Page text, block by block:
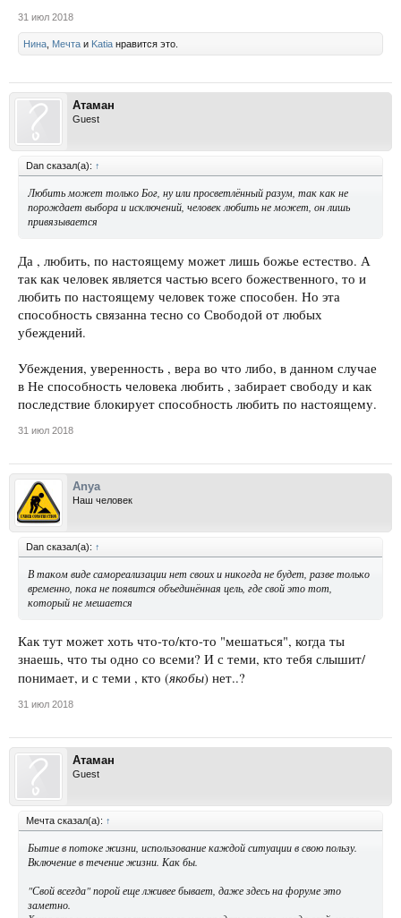
31 июл 2018
Нина Мечта и Katia нравится это.
Атаман
Guest
Dan сказал(а): ↑
Любить может только Бог, ну или просветлённый разум, так как не
порождает выбора и исключений, человек любить не может, он лишь
привязывается
Да , любить, по настоящему может лишь божье естество. А
так как человек является частью всего божественного, то и
любить по настоящему человек тоже способен. Но эта
способность связанна тесно со Свободой от любых
убеждений.
Убеждения, уверенность , вера во что либо, в данном случае
в Не способность человека любить , забирает свободу и как
последствие блокирует способность любить по настоящему.
31 июл 2018
Anya
Наш человек
Dan сказал(а): ↑
В таком виде самореализации нет своих и никогда не будет, разве только
временно, пока не появится объединённая цель, где свой это тот,
который не мешается
Как тут может хоть что-то/кто-то "мешаться", когда ты
знаешь, что ты одно со всеми? И с теми, кто тебя слышит/
понимает, и с теми , кто (якобы) нет..?
31 июл 2018
Атаман
Guest
Мечта сказал(а): ↑
Бытие в потоке жизни, использование каждой ситуации в свою пользу.
Включение в течение жизни. Как бы.
"Свой всегда" порой еще лживее бывает, даже здесь на форуме это
заметно.